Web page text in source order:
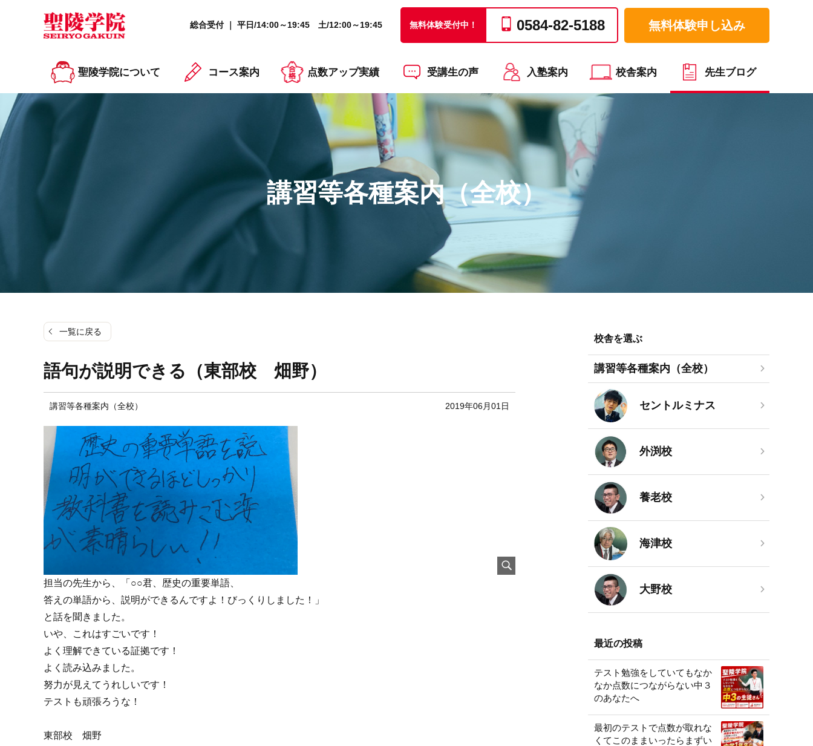
総合受付 ｜ 平日/14:00～19:45 土/12:00～19:45 無料体験受付中！ 0584-82-5188 無料体験申し込み
聖陵学院について コース案内 点数アップ実績 受講生の声 入塾案内 校舎案内 先生ブログ
講習等各種案内（全校）
一覧に戻る
語句が説明できる（東部校 畑野）
講習等各種案内（全校） 2019年06月01日
担当の先生から、「○○君、歴史の重要単語、
答えの単語から、説明ができるんですよ！びっくりしました！」
と話を聞きました。
いや、これはすごいです！
よく理解できている証拠です！
よく読み込みました。
努力が見えてうれしいです！
テストも頑張ろうな！
東部校 畑野
校舎を選ぶ
講習等各種案内（全校）
セントルミナス
外渕校
養老校
海津校
大野校
最近の投稿
テスト勉強をしていてもなか
なか点数につながらない中３
のあなたへ
最初のテストで点数が取れな
くてこのままいったらまずい